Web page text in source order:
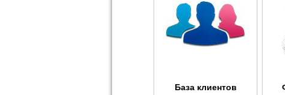
База клиентов